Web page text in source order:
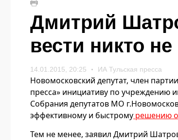
Дмитрий
вести никто не
14.01.2015, 20:25 ИА Тульская пресса
Новомосковский депутат, член
пресса» инициативу по учреждению
Собрания депутатов МО
эффективному и быстрому решению
Тем не менее, заявил Дмитрий